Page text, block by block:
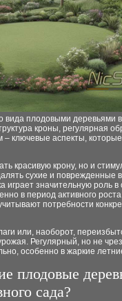
вида плодовыми деревьями
кроны, регулярная
– ключевые аспекты,
красивую крону, но и
сухие и поврежденные
играет значительную роль в
в период активного
потребности
или, наоборот,
Регулярный, но не
особенно в жаркие
плодовые
сада?